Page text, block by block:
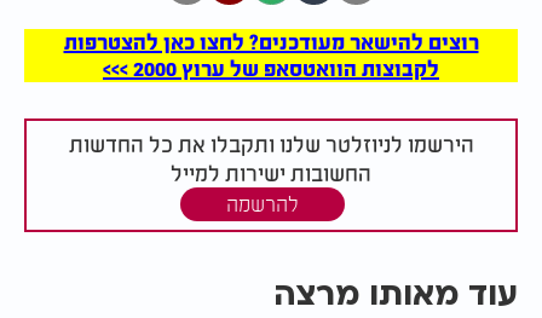
רוצים להישאר מעודכנים? לחצו כאן להצטרפות
לקבוצות הוואטסאפ של ערוץ 2000 >>>
הירשמו לניוזלטר שלנו ותקבלו את כל החדשות
החשובות ישירות למייל
להרשמה
עוד מאותו מרצה